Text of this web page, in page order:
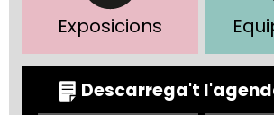
Exposicions
Descarrega't